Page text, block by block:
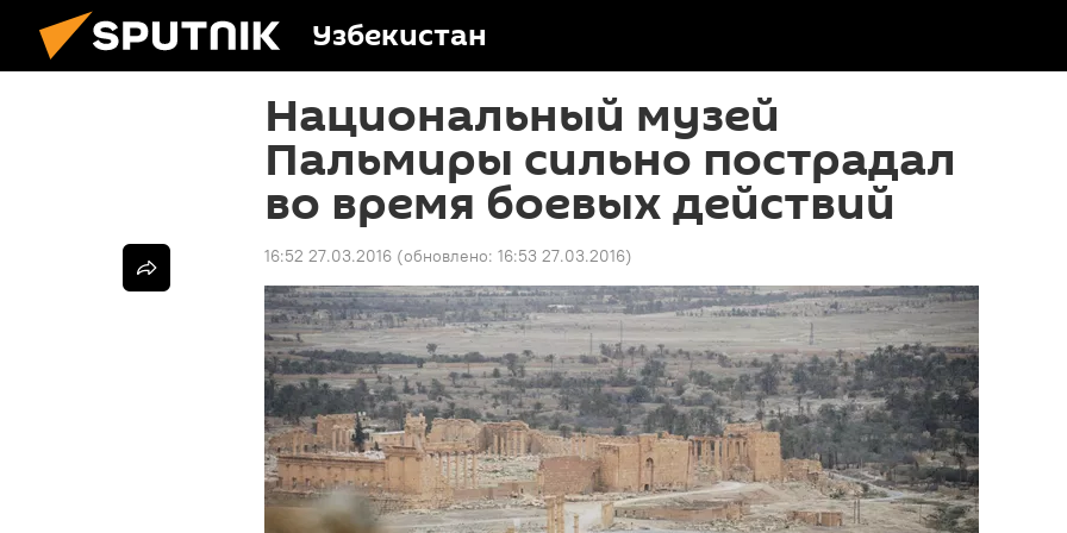
Узбекистан
Национальный музей
Пальмиры сильно пострадал
во время боевых действий
16:52 27.03.2016 (обновлено: 16:53 27.03.2016)